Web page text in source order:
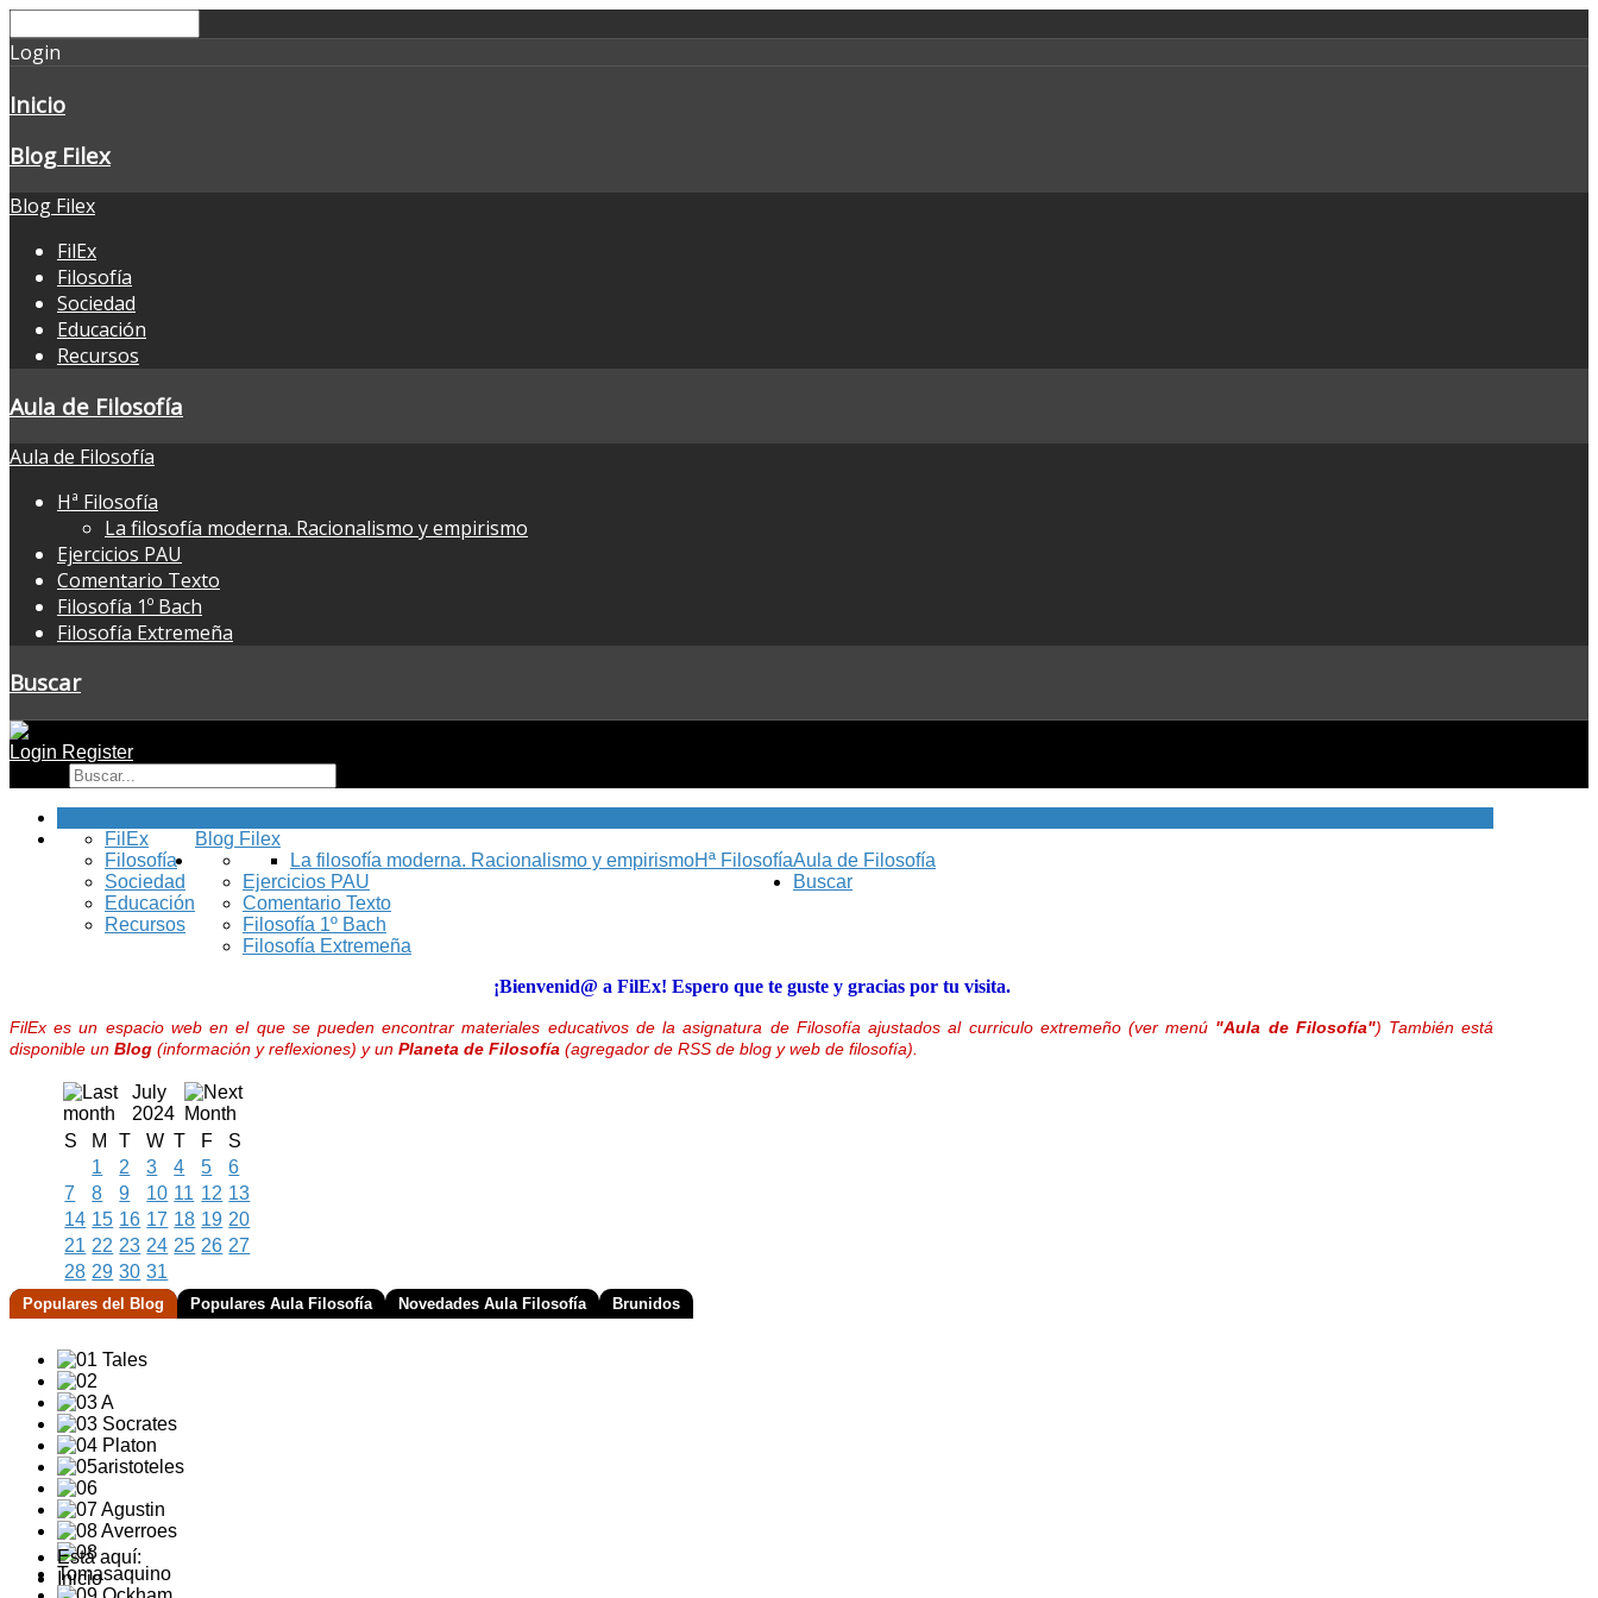
Login
Inicio
Blog Filex
Blog Filex
FilEx
Filosofía
Sociedad
Educación
Recursos
Aula de Filosofía
Aula de Filosofía
Hª Filosofía
La filosofía moderna. Racionalismo y empirismo
Ejercicios PAU
Comentario Texto
Filosofía 1º Bach
Filosofía Extremeña
Buscar
Login Register
Blog Filex
FilEx
Filosofía
Sociedad
Educación
Recursos
Aula de Filosofía
Hª Filosofía
La filosofía moderna. Racionalismo y empirismo
Ejercicios PAU
Comentario Texto
Filosofía 1º Bach
Filosofía Extremeña
Buscar
¡Bienvenid@ a FilEx! Espero que te guste y gracias por tu visita.
FilEx es un espacio web en el que se pueden encontrar materiales educativos de la asignatura de Filosofía ajustados al curriculo extremeño (ver menú "Aula de Filosofía") También está
disponible un Blog (información y reflexiones) y un Planeta de Filosofía (agregador de RSS de blog y web de filosofía).
July
2024
S
M T W T F
S
1
2 3 4 5
6
7
8 9 10 11 12 13
14 15 16 17 18 19 20
21 22 23 24 25 26 27
28 29 30 31
Populares del Blog Populares Aula Filosofía Novedades Aula Filosofía Brunidos
Está aquí:
Inicio